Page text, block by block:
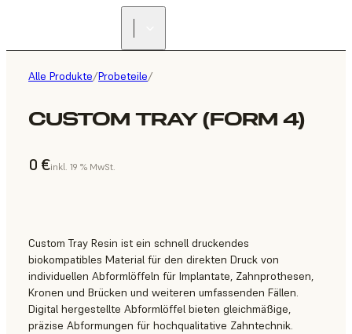
Alle Produkte/Probeteile/
CUSTOM TRAY (FORM 4)
0 €inkl. 19 % MwSt.
Custom Tray Resin ist ein schnell druckendes
biokompatibles Material für den direkten Druck von
individuellen Abformlöffeln für Implantate, Zahnprothesen,
Kronen und Brücken und weiteren umfassenden Fällen.
Digital hergestellte Abformlöffel bieten gleichmäßige,
präzise Abformungen für hochqualitative Zahntechnik.